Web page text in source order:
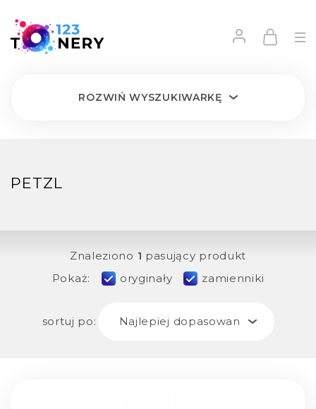
ROZWIŃ WYSZUKIWARKĘ
PETZL
Znaleziono 1 pasujący produkt
Pokaż:
oryginały zamienniki
sortuj po: Najlepiej dopasowane